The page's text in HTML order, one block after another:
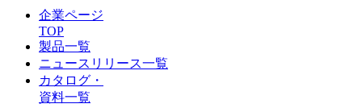
企業ページ
TOP
製品一覧
ニュースリリース一覧
カタログ・
資料一覧